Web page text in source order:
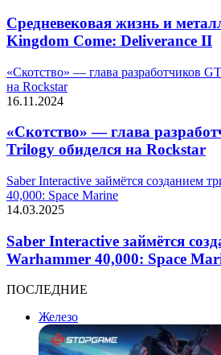
Средневековая жизнь и
Kingdom Come: Deliverance II
«Скотство» — глава разработчиков
на Rockstar
16.11.2024
«Скотство» — глава
Trilogy обиделся на Rockstar
Saber Interactive займётся созданием
40,000: Space Marine
14.03.2025
Saber Interactive займётся
Warhammer 40,000: Space
ПОСЛЕДНИЕ
Железо